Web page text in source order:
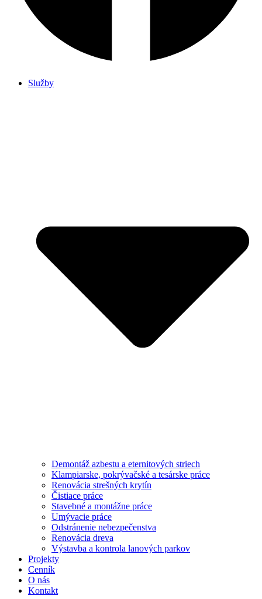
Služby
Demontáž azbestu a eternitových striech
Klampiarske, pokrývačské a tesárske práce
Renovácia strešných krytín
Čistiace práce
Stavebné a montážne práce
Umývacie práce
Odstránenie nebezpečenstva
Renovácia dreva
Výstavba a kontrola lanových parkov
Projekty
Cenník
O nás
Kontakt